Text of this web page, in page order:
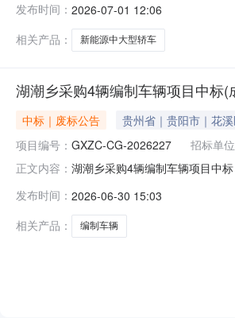
称：贵阳市花溪区湖潮苗族布依
发布时间： 2026-07-01 12:06
相关产品：
新能源中大型轿车
湖潮乡采购4辆编制车辆项目中标(
中标｜废标公告 贵州省｜贵阳市｜花
项目编号： GXZC-CG-2026227 招标单位
正文内容： 湖潮乡采购4辆编制车辆项目中
查的有效供应商家数不足三家四
[2025]35号文件关于发布
发布时间： 2026-06-30 15:03
相关产品：
编制车辆